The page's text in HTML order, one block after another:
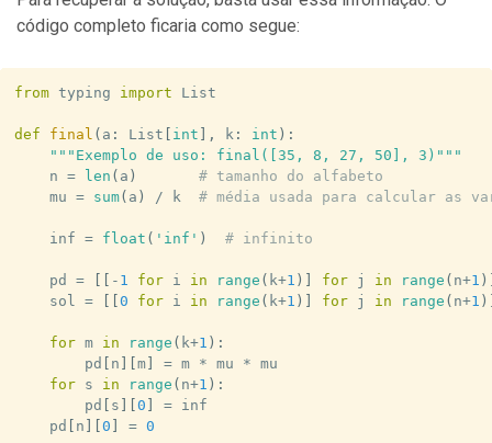
código completo ficaria como segue:
from typing import List
def final ( a : List int , k: int ) :
"""Exemplo de uso: final([35, 8, 27, 50], 3)"""
    n
= len ( a )
# tamanho do alfabeto
    mu
= sum( a ) / k # média usada para calcular as
    inf
= float ( 'inf' ) # infinito
    pd
= - 1 for i in range ( k+1 ) for j in range ( n+1 )
    sol
= 0 for i in range ( k+1 ) for j in range ( n+1 )
for m in range ( k+1 ) :
        pd
n m] = m * mu * mu
for s in range ( n+1 ) :
        pd
s 0 = inf
    pd
n 0 = 0